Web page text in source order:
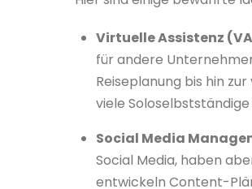
Virtuelle Assistenz
für andere
Reiseplanung bis hin
viele
Social Media
Social Media, haben
entwickeln Content-